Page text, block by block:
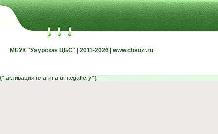
МБУК "Ужурская ЦБС" | 2011-2026 | www.cbsuzr.ru
МБУК "Ужурская ЦБС" | 2011-2026 | www.cbsuzr.ru
{* активация плагина unitegallery *}